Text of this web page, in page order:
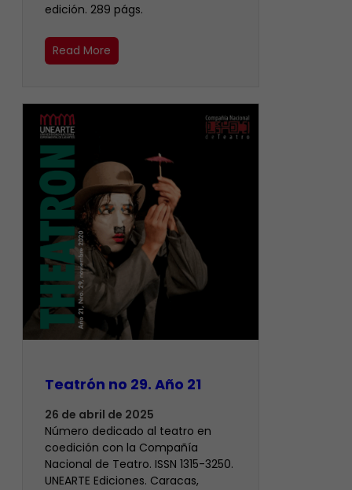
edición. 289 págs.
Read More
Teatrón no 29. Año 21
26 de abril de 2025
Número dedicado al teatro en
coedición con la Compañía
Nacional de Teatro. ISSN 1315-3250.
UNEARTE Ediciones. Caracas,